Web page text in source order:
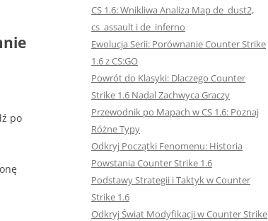
po
CS 1.6: Wnikliwa Analiza Map de_dust2,
cs_assault i de_inferno
Ewolucja Serii: Porównanie Counter Strike
1.6 z CS:GO
Powrót do Klasyki: Dlaczego Counter
Strike 1.6 Nadal Zachwyca Graczy
Przewodnik po Mapach w CS 1.6: Poznaj
Różne Typy
Odkryj Początki Fenomenu: Historia
Powstania Counter Strike 1.6
Podstawy Strategii i Taktyk w Counter
Strike 1.6
Odkryj Świat Modyfikacji w Counter Strike